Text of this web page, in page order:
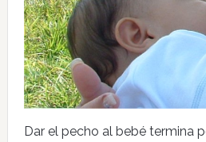
Dar el pecho al bebé termina